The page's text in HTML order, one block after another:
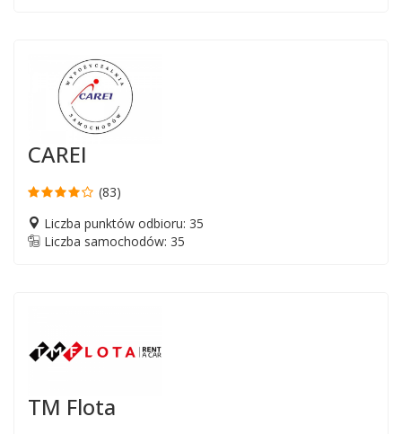
CAREI
(83)
Liczba punktów odbioru: 35
Liczba samochodów: 35
TM Flota